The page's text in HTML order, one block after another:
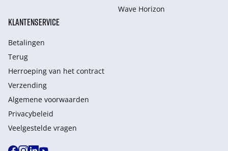
Wave Horizon
KLANTENSERVICE
Betalingen
Terug
Herroeping van het contract
Verzending
Algemene voorwaarden
Privacybeleid
Veelgestelde vragen